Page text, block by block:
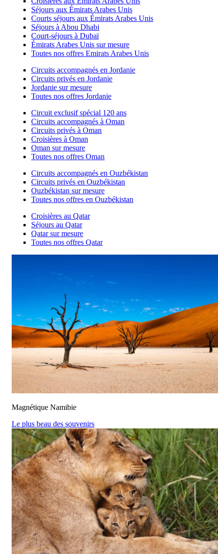
Séjours aux Émirats Arabes Unis
Courts séjours aux Émirats Arabes Unis
Séjours à Abou Dhabi
Court-séjours à Dubaï
Émirats Arabes Unis sur mesure
Toutes nos offres Emirats Arabes Unis
Circuits accompagnés en Jordanie
Circuits privés en Jordanie
Jordanie sur mesure
Toutes nos offres Jordanie
Circuit exclusif spécial 120 ans
Circuits accompagnés à Oman
Circuits privés à Oman
Croisières à Oman
Oman sur mesure
Toutes nos offres Oman
Circuits accompagnés en Ouzbékistan
Circuits privés en Ouzbékistan
Ouzbékistan sur mesure
Toutes nos offres en Ouzbékistan
Croisières au Qatar
Séjours au Qatar
Qatar sur mesure
Toutes nos offres Qatar
Magnétique Namibie
Le plus beau des souvenirs